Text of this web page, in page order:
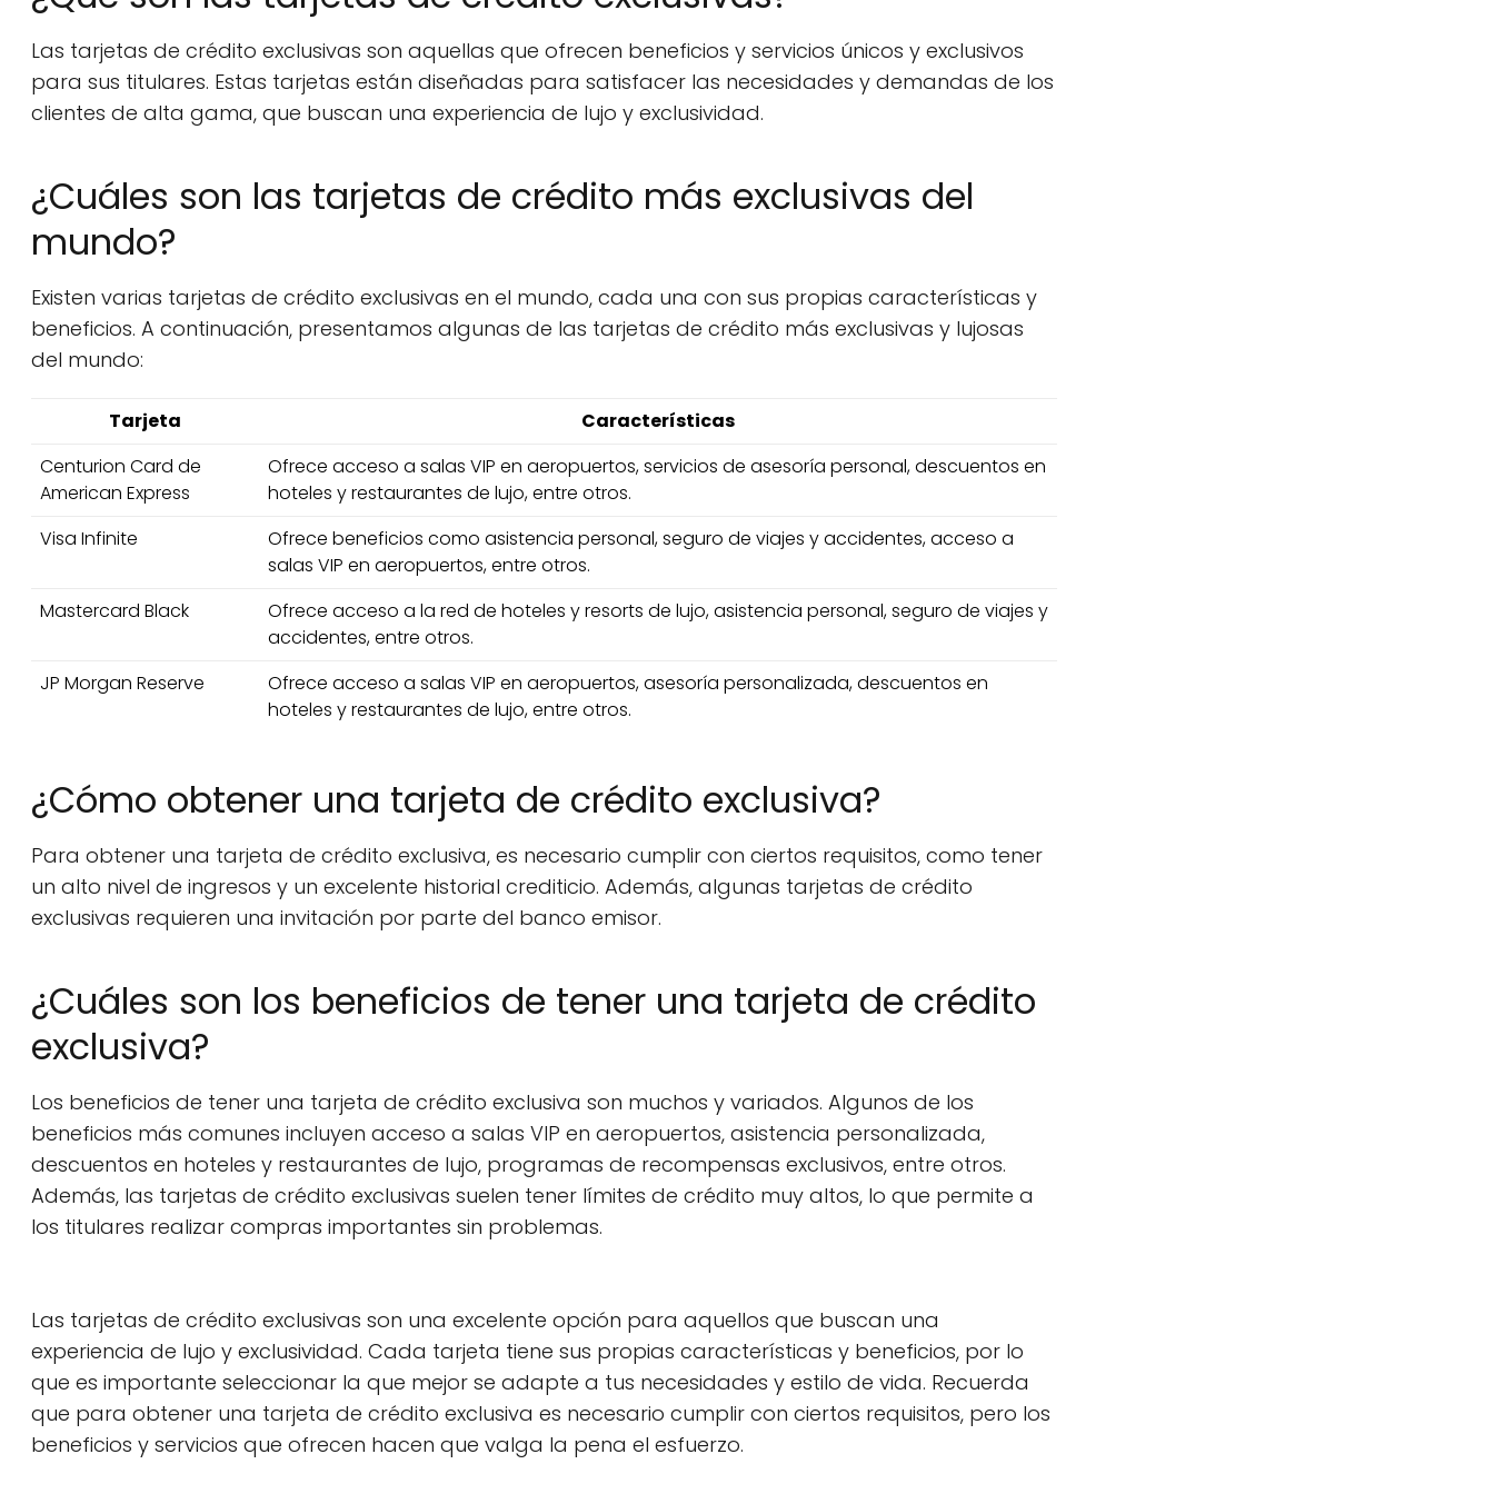
Las tarjetas de crédito exclusivas son aquellas que ofrecen beneficios y servicios únicos y exclusivos
para sus titulares. Estas tarjetas están diseñadas para satisfacer las necesidades y demandas de los
clientes de alta gama, que buscan una experiencia de lujo y exclusividad.
¿Cuáles son las tarjetas de crédito más exclusivas del
mundo?
Existen varias tarjetas de crédito exclusivas en el mundo, cada una con sus propias características y
beneficios. A continuación, presentamos algunas de las tarjetas de crédito más exclusivas y lujosas
del mundo:
Tarjeta
Características
Centurion Card de
American Express
Ofrece acceso a salas VIP en aeropuertos, servicios de asesoría personal, descuentos en
hoteles y restaurantes de lujo, entre otros.
Visa Infinite
Ofrece beneficios como asistencia personal, seguro de viajes y accidentes, acceso a
salas VIP en aeropuertos, entre otros.
Mastercard Black
Ofrece acceso a la red de hoteles y resorts de lujo, asistencia personal, seguro de viajes y
accidentes, entre otros.
JP Morgan Reserve
Ofrece acceso a salas VIP en aeropuertos, asesoría personalizada, descuentos en
hoteles y restaurantes de lujo, entre otros.
¿Cómo obtener una tarjeta de crédito exclusiva?
Para obtener una tarjeta de crédito exclusiva, es necesario cumplir con ciertos requisitos, como tener
un alto nivel de ingresos y un excelente historial crediticio. Además, algunas tarjetas de crédito
exclusivas requieren una invitación por parte del banco emisor.
¿Cuáles son los beneficios de tener una tarjeta de crédito
exclusiva?
Los beneficios de tener una tarjeta de crédito exclusiva son muchos y variados. Algunos de los
beneficios más comunes incluyen acceso a salas VIP en aeropuertos, asistencia personalizada,
descuentos en hoteles y restaurantes de lujo, programas de recompensas exclusivos, entre otros.
Además, las tarjetas de crédito exclusivas suelen tener límites de crédito muy altos, lo que permite a
los titulares realizar compras importantes sin problemas.
Las tarjetas de crédito exclusivas son una excelente opción para aquellos que buscan una
experiencia de lujo y exclusividad. Cada tarjeta tiene sus propias características y beneficios, por lo
que es importante seleccionar la que mejor se adapte a tus necesidades y estilo de vida. Recuerda
que para obtener una tarjeta de crédito exclusiva es necesario cumplir con ciertos requisitos, pero los
beneficios y servicios que ofrecen hacen que valga la pena el esfuerzo.